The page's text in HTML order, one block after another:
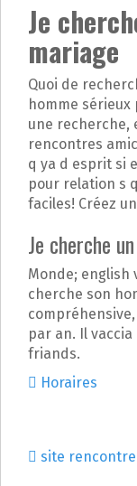
Je
mariage
Quoi de
homme sérieux
une recherche,
rencontres
q ya d esprit si
pour relation s
faciles! Créez
Je cherche
Monde; english
cherche son
par an. Il
friands.
Horaires
site rencontre